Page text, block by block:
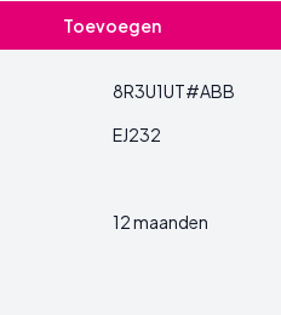
Toevoegen
8R3U1UT#ABB
EJ232
12 maanden